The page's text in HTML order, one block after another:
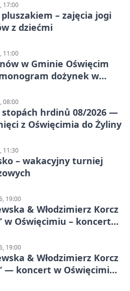
17:00
– zajęcia jogi
z dziećmi
11:00
w Gminie Oświęcim
dożynek w
08:00
stopách hrdinů 08/2026 —
z Oświęcimia do Żyliny
11:30
– wakacyjny turniej
19:00
& Włodzimierz Korcz
w Oświęcimiu – koncert
19:00
& Włodzimierz Korcz
— koncert w Oświęcimiu,